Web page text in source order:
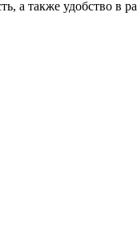
а также удобство в